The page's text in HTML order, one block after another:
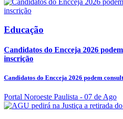
Educação
Candidatos do Encceja 2026
inscrição
Candidatos do Encceja 2026 podem
Portal Noroeste Paulista - 07 de Ago